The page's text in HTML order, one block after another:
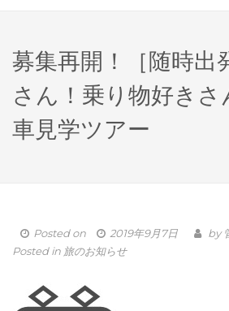
募集再開！［随時出
さん！乗り物好き
車見学ツアー
Posted on 2019年9月7日 by
Posted in 旅のお知らせ